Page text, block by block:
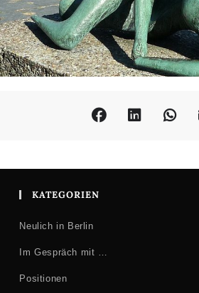
KATEGORIEN
Neulich in Berlin
Im Gespräch mit …
Positionen